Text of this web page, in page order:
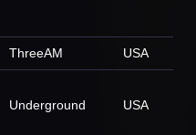
ThreeAM USA
Underground USA